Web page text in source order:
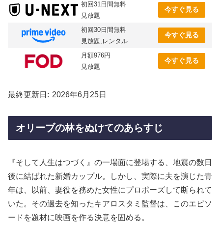
初回31日間無料
見放題
今すぐ見る
初回30日間無料
見放題,レンタル
今すぐ見る
月額976円
見放題
今すぐ見る
最終更新日 2026年6月25日
オリーブの林をぬけてのあらすじ
『そして人生はつづく』の一場面に登場する、地震の数日
後に結ばれた新婚カップル。しかし、実際に夫を演じた青
年は、以前、妻役を務めた女性にプロポーズして断られて
いた。その過去を知ったキアロスタミ監督は、このエピソ
ードを題材に映画を作る決意を固める。